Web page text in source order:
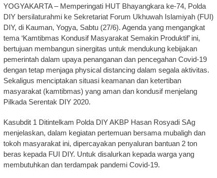
YOGYAKARTA – Memperingati HUT Bhayangkara ke-74, Polda
DIY bersilaturahmi ke Sekretariat Forum Ukhuwah Islamiyah (FUI)
DIY, di Kauman, Yogya, Sabtu (27/6). Agenda yang mengangkat
tema ‘Kamtibmas Kondusif Masyarakat Semakin Produktif’ ini,
bertujuan membangun sinergitas untuk mendukung kebijakan
pemerintah dalam upaya penanganan dan pencegahan Covid-19
dengan tetap menjaga physical distancing dalam segala aktivitas.
Sekaligus menciptakan situasi keamanan dan ketertiban
masyarakat (kamtibmas) yang aman dan kondusif menjelang
Pilkada Serentak DIY 2020.
Kasubdit 1 Ditintelkam Polda DIY AKBP Hasan Rosyadi SAg
menjelaskan, dalam kegiatan pertemuan bersama mubaligh dan
tokoh masyarakat ini, dipercayakan penyaluran bantuan 2 ton
beras kepada FUI DIY. Untuk disalurkan kepada warga yang
membutuhkan dan terdampak pandemi Covid-19.